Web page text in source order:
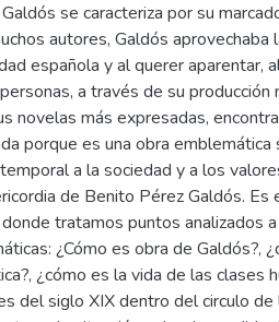
se caracteriza por su
autores, Galdós aprovechaba
española y al querer aparentar,
a través de su producción
novelas más expresadas,
porque es una obra emblemática
a la sociedad y a los
de Benito Pérez Galdós.
tratamos puntos analizados
¿Cómo es obra de Galdós?,
¿cómo es la vida de las clases
del siglo XIX dentro del circulo